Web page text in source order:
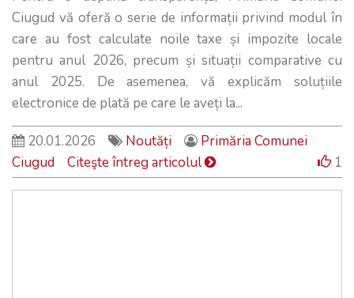
Ciugud vă oferă o serie de informații privind modul în
care au fost calculate noile taxe și impozite locale
pentru anul 2026, precum și situații comparative cu
anul 2025. De asemenea, vă explicăm soluțiile
electronice de plată pe care le aveți la...
20.01.2026 Noutăți
Primăria Comunei
Ciugud
Citeşte întreg articolul 1